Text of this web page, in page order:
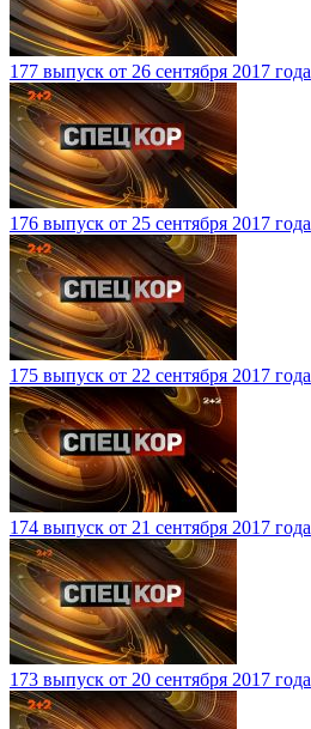
177 выпуск от 26 сентября 2017 года
176 выпуск от 25 сентября 2017 года
175 выпуск от 22 сентября 2017 года
174 выпуск от 21 сентября 2017 года
173 выпуск от 20 сентября 2017 года